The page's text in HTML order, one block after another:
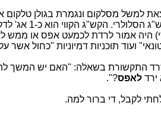
הקש"ג הקווי הוא כ-1 אג' לדקה (גם כן תשלום מיותר,
היה אמור לרדת לכמעט אפס או ממש
ועוד תוכניות דמיוניות "כחול אשר
התקשורת בשאלה: "האם יש המשך
ירדלאפס?".
לקבל, די ברור למה.